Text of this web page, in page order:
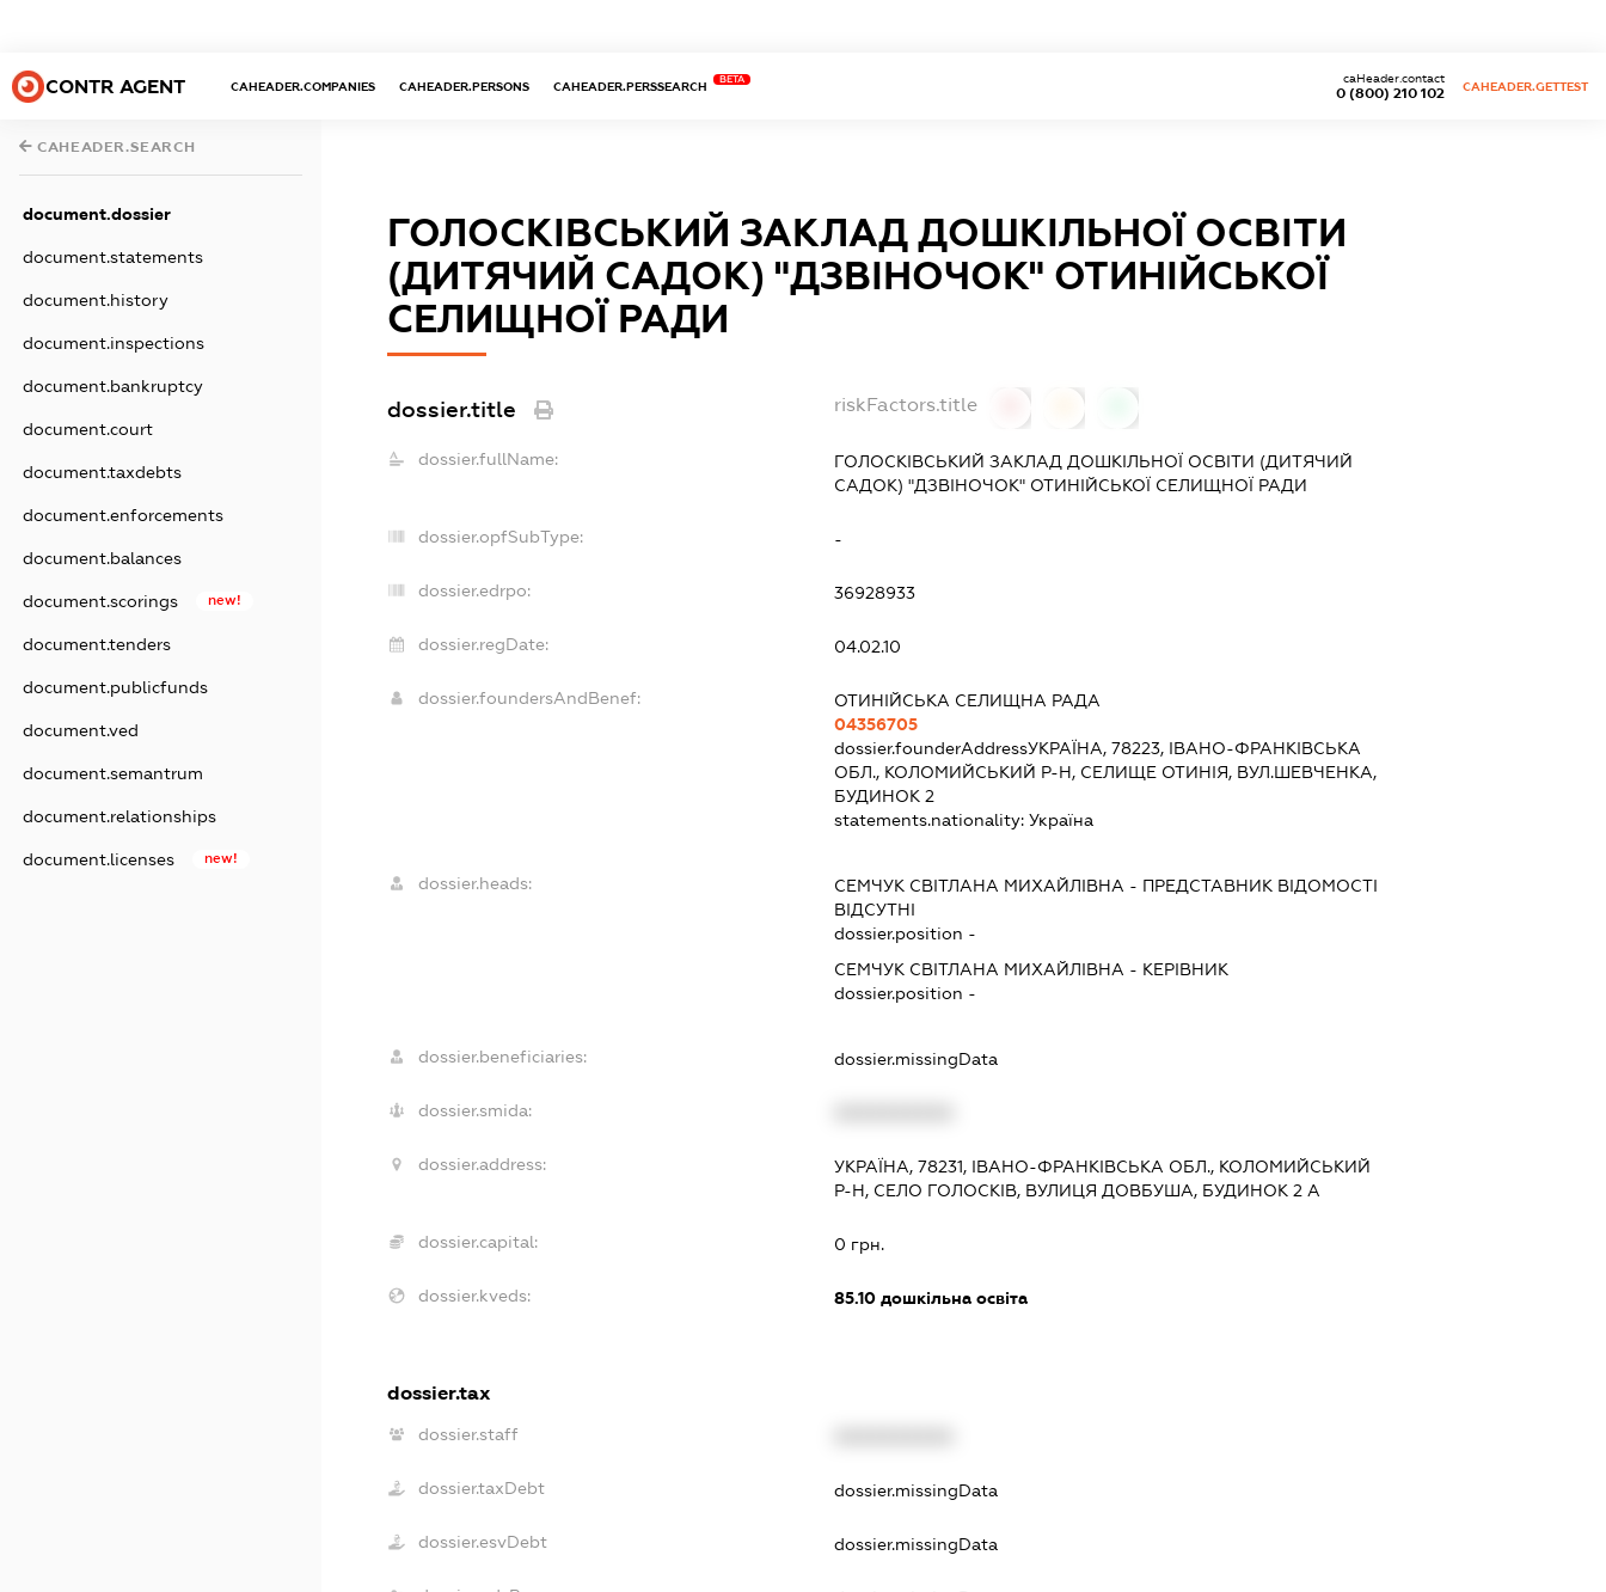
CONTR AGENT CAHEADER.COMPANIES CAHEADER.PERSONS CAHEADER.PERSSEARCH
BETA
0 (800) 210 102
caHeader.contact
CAHEADER.GETTEST
CAHEADER.SEARCH
document.dossier
document.statements
document.history
document.inspections
document.bankruptcy
document.court
document.taxdebts
document.enforcements
document.balances
document.scorings new!
document.tenders
document.publicfunds
document.ved
document.semantrum
document.relationships
document.licenses new!
ГОЛОСКІВСЬКИЙ ЗАКЛАД ДОШКІЛЬНОЇ ОСВІТИ
(ДИТЯЧИЙ САДОК) "ДЗВІНОЧОК" ОТИНІЙСЬКОЇ
СЕЛИЩНОЇ РАДИ
dossier.title riskFactors.title
dossier.fullName:
ГОЛОСКІВСЬКИЙ ЗАКЛАД ДОШКІЛЬНОЇ ОСВІТИ (ДИТЯЧИЙ
САДОК) "ДЗВІНОЧОК" ОТИНІЙСЬКОЇ СЕЛИЩНОЇ РАДИ
dossier.opfSubType: -
dossier.edrpo: 36928933
dossier.regDate: 04.02.10
dossier.foundersAndBenef:
ОТИНІЙСЬКА СЕЛИЩНА РАДА
04356705
dossier.founderAddressУКРАЇНА, 78223, ІВАНО-ФРАНКІВСЬКА
ОБЛ., КОЛОМИЙСЬКИЙ Р-Н, СЕЛИЩЕ ОТИНІЯ, ВУЛ.ШЕВЧЕНКА,
БУДИНОК 2
statements.nationality: Україна
dossier.heads: СЕМЧУК СВІТЛАНА МИХАЙЛІВНА - ПРЕДСТАВНИК ВІДОМОСТІ
ВІДСУТНІ
dossier.position -
СЕМЧУК СВІТЛАНА МИХАЙЛІВНА - КЕРІВНИК
dossier.position -
dossier.beneficiaries: dossier.missingData
dossier.smida:
dossier.address:
УКРАЇНА, 78231, ІВАНО-ФРАНКІВСЬКА ОБЛ., КОЛОМИЙСЬКИЙ
Р-Н, СЕЛО ГОЛОСКІВ, ВУЛИЦЯ ДОВБУША, БУДИНОК 2 А
dossier.capital: 0 грн.
dossier.kveds: 85.10дошкільна освіта
dossier.tax
dossier.staff
dossier.taxDebt dossier.missingData
dossier.esvDebt dossier.missingData